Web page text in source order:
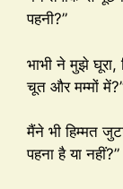
पहनी?”
भाभी ने मुझे घूरा,
चूत और मम्मों
मैंने भी हिम्मत
पहना है या नहीं?”